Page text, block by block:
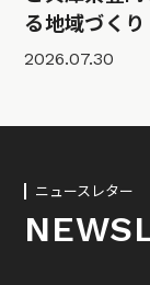
る地域づくり
2026.07.30
ニュースレター